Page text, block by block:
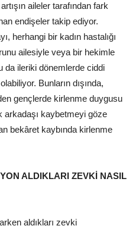
aileler tarafından fark
endişeler takip ediyor.
herhangi bir kadın hastalığı
ailesiyle veya bir hekimle
da ileriki dönemlerde ciddi
Bunların dışında,
gençlerde kirlenme duygusu
arkadaşı kaybetmeyi göze
bekâret kaybında kirlenme
ALDIKLARI ZEVKİ NASIL
aldıkları zevki